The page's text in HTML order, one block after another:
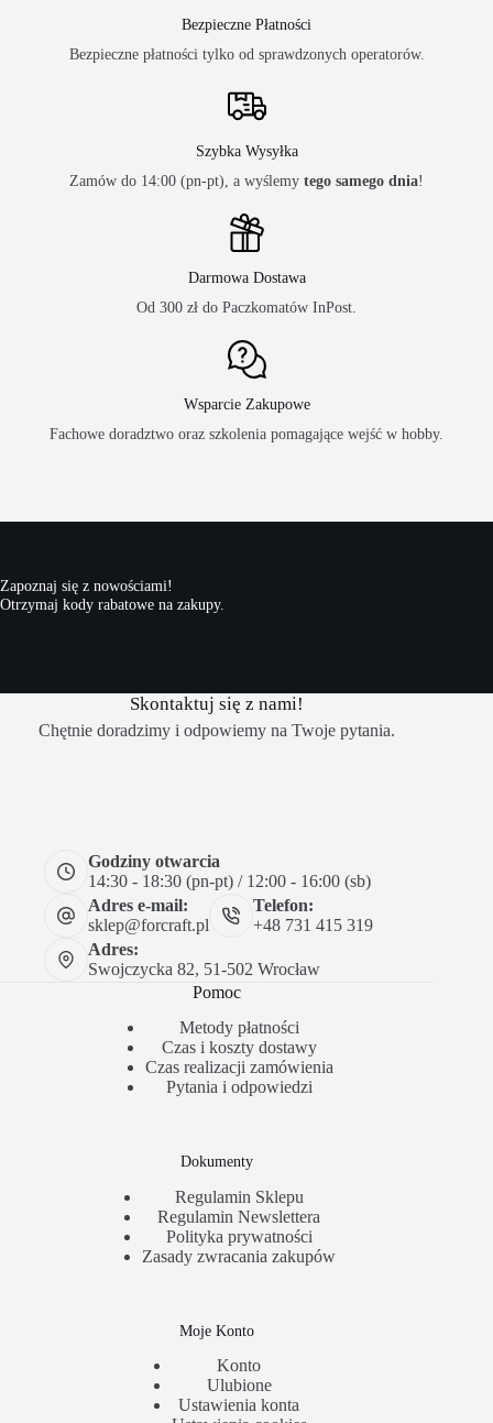
Bezpieczne Płatności
Bezpieczne płatności tylko od sprawdzonych operatorów.
Szybka Wysyłka
Zamów do 14:00 (pn-pt), a wyślemy tego samego dnia!
Darmowa Dostawa
Od 300 zł do Paczkomatów InPost.
Wsparcie Zakupowe
Fachowe doradztwo oraz szkolenia pomagające wejść w hobby.
Zapoznaj się z nowościami!
Otrzymaj kody rabatowe na zakupy.
Skontaktuj się z nami!
Chętnie doradzimy i odpowiemy na Twoje pytania.
Godziny otwarcia
14:30 - 18:30 (pn-pt) / 12:00 - 16:00 (sb)
Adres e-mail:
sklep@forcraft.pl
Telefon:
+48 731 415 319
Adres:
Swojczycka 82, 51-502 Wrocław
Pomoc
Metody płatności
Czas i koszty dostawy
Czas realizacji zamówienia
Pytania i odpowiedzi
Dokumenty
Regulamin Sklepu
Regulamin Newslettera
Polityka prywatności
Zasady zwracania zakupów
Moje Konto
Konto
Ulubione
Ustawienia konta